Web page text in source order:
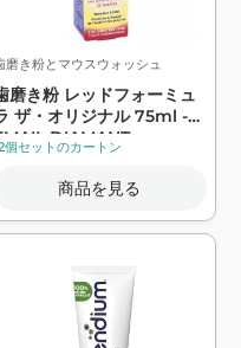
磨き粉とマウスウォッシュ
磨き粉 レッドフォーミュ
ザ・オリジナル 75ml -
DIAMANT
個セットのカートン
商品を見る